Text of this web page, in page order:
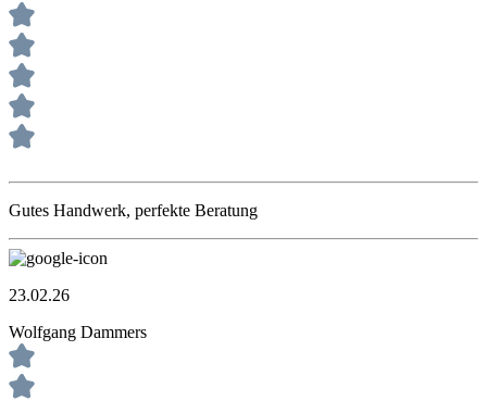
Gutes Handwerk, perfekte Beratung
23.02.26
Wolfgang Dammers